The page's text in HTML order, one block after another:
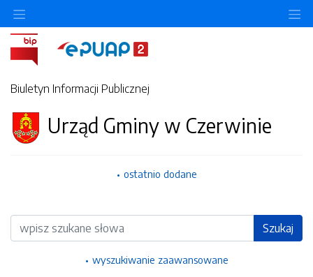
Biuletyn Informacji Publicznej
Urząd Gminy w Czerwinie
ostatnio dodane
Wyszukiwarka Szukaj
wyszukiwanie zaawansowane